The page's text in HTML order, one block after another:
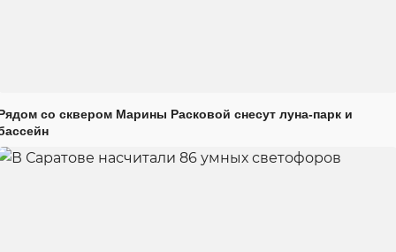
со сквером Марины Расковой снесут луна-парк и